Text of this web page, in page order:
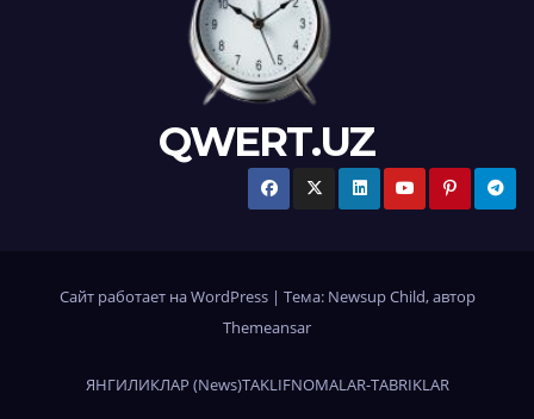
QWERT.UZ
Сайт работает на WordPress | Тема: Newsup Child, автор
Themeansar
ЯНГИЛИКЛАР (News)TAKLIFNOMALAR-TABRIKLAR